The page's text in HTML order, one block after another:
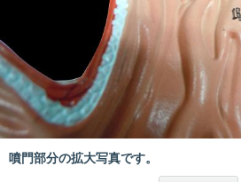
噴門部分の拡大写真です。